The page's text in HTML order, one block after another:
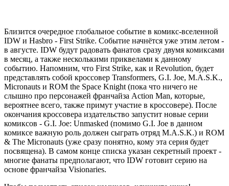
Близится очередное глобальное событие в комикс-вселенной
IDW и Hasbro - First Strike. Событие начнётся уже этим летом -
в августе. IDW будут радовать фанатов сразу двумя комиксами
в месяц, а также несколькими приквелами к данному
событию. Напомним, что First Strike, как и Revolution, будет
представлять собой кроссовер Transformers, G.I. Joe, M.A.S.K.,
Micronauts и ROM the Space Knight (пока что ничего не
слышно про персонажей франчайза Action Man, которые,
вероятнее всего, также примут участие в кроссовере). После
окончания кроссовера издательство запустит новые серии
комиксов - G.I. Joe: Unmasked (помимо G.I. Joe в данном
комиксе важную роль должен сыграть отряд M.A.S.K.) и ROM
& The Micronauts (уже сразу понятно, кому эта серия будет
посвящена). В самом конце списка указан секретный проект -
многие фанаты предполагают, что IDW готовит серию на
основе франчайза Visionaries.